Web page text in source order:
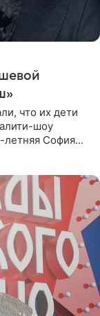
что их дети
шоу
летняя София